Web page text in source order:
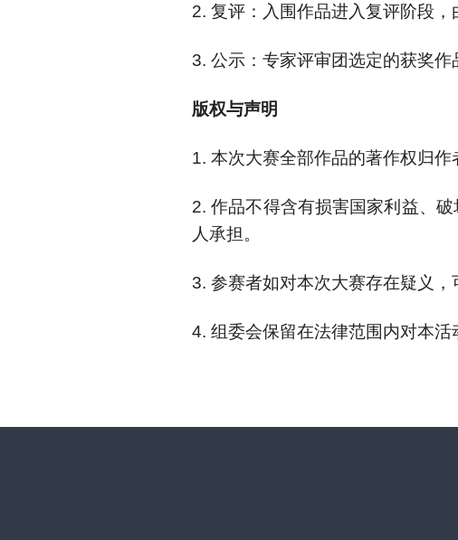
2. 复评：入围作品进入复评阶段，
3. 公示：专家评审团选定的获奖作
版权与声明
1. 本次大赛全部作品的著作权归
2. 作品不得含有损害国家利益、
人承担。
3. 参赛者如对本次大赛存在疑义，
4. 组委会保留在法律范围内对本活